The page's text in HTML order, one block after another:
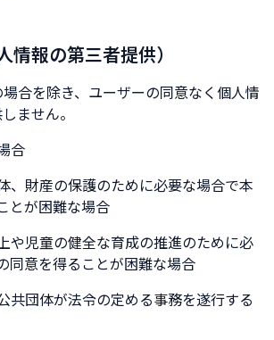
情報の第三者提供）
合を除き、ユーザーの同意なく個人情
ません。
合
、財産の保護のために必要な場合で本
とが困難な場合
や児童の健全な育成の推進のために必
同意を得ることが困難な場合
共団体が法令の定める事務を遂行する